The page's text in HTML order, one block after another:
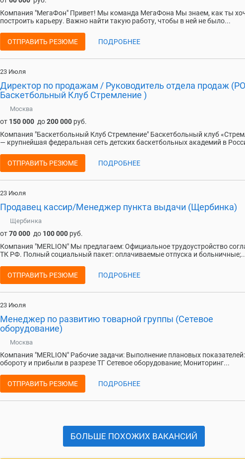
Компания "МегаФон" Привет! Мы команда МегаФона Мы знаем, как ты
построить карьеру. Важно найти такую работу, чтобы в ней не было...
ОТПРАВИТЬ РЕЗЮМЕ ПОДРОБНЕЕ
23 Июля
Директор по продажам / Руководитель отдела продаж
Баскетбольный Клуб Стремление )
Москва
от 150 000 до200 000 руб.
Компания "Баскетбольный Клуб Стремление" Баскетбольный клуб
— крупнейшая федеральная сеть детских баскетбольных академий в
ОТПРАВИТЬ РЕЗЮМЕ ПОДРОБНЕЕ
23 Июля
Продавец кассир/Менеджер пункта выдачи (Щербинка)
Щербинка
от70 000 до 100 000 руб.
Компания "MERLION" Мы предлагаем: Официальное трудоустройство
ТК РФ. Полный социальный пакет: оплачиваемые отпуска и
ОТПРАВИТЬ РЕЗЮМЕ ПОДРОБНЕЕ
23 Июля
Менеджер по развитию товарной группы (Сетевое
оборудование)
Москва
Компания "MERLION" Рабочие задачи: Выполнение плановых
обороту и прибыли в разрезе ТГ Сетевое оборудование; Мониторинг...
ОТПРАВИТЬ РЕЗЮМЕ ПОДРОБНЕЕ
БОЛЬШЕ ПОХОЖИХ ВАКАНСИЙ